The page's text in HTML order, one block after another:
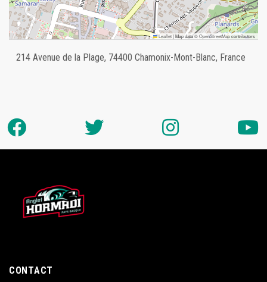
Leaflet|Map data ©OpenStreetMapcontributors
214 Avenue de la Plage, 74400 Chamonix-Mont-Blanc, France
CONTACT